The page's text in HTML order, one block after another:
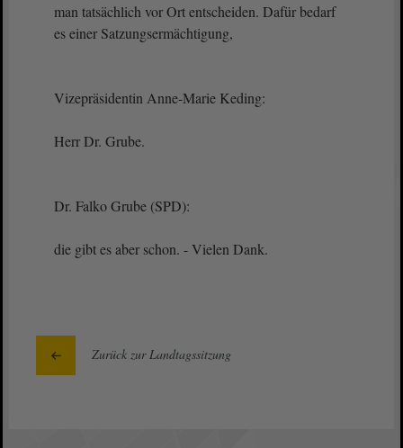
man tatsächlich vor Ort entscheiden. Dafür bedarf
es einer Satzungsermächtigung,
Vizepräsidentin Anne-Marie Keding:
Herr Dr. Grube.
Dr. Falko Grube (SPD):
die gibt es aber schon. - Vielen Dank.
Zurück zur Landtagssitzung